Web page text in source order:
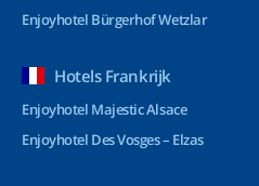
Enjoyhotel Bürgerhof Wetzlar
Hotels Frankrijk
Enjoyhotel Majestic Alsace
Enjoyhotel Des Vosges – Elzas